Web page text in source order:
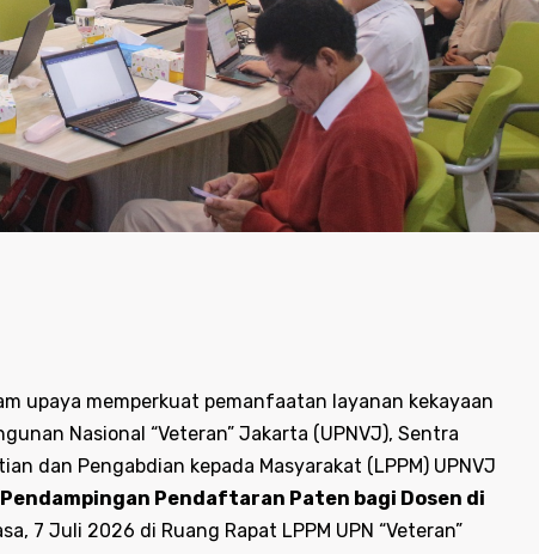
upaya memperkuat pemanfaatan layanan kekayaan
Nasional “Veteran” Jakarta (UPNVJ), Sentra
dan Pengabdian kepada Masyarakat (LPPM) UPNVJ
Pendaftaran Paten bagi Dosen di
7 Juli 2026 di Ruang Rapat LPPM UPN “Veteran”